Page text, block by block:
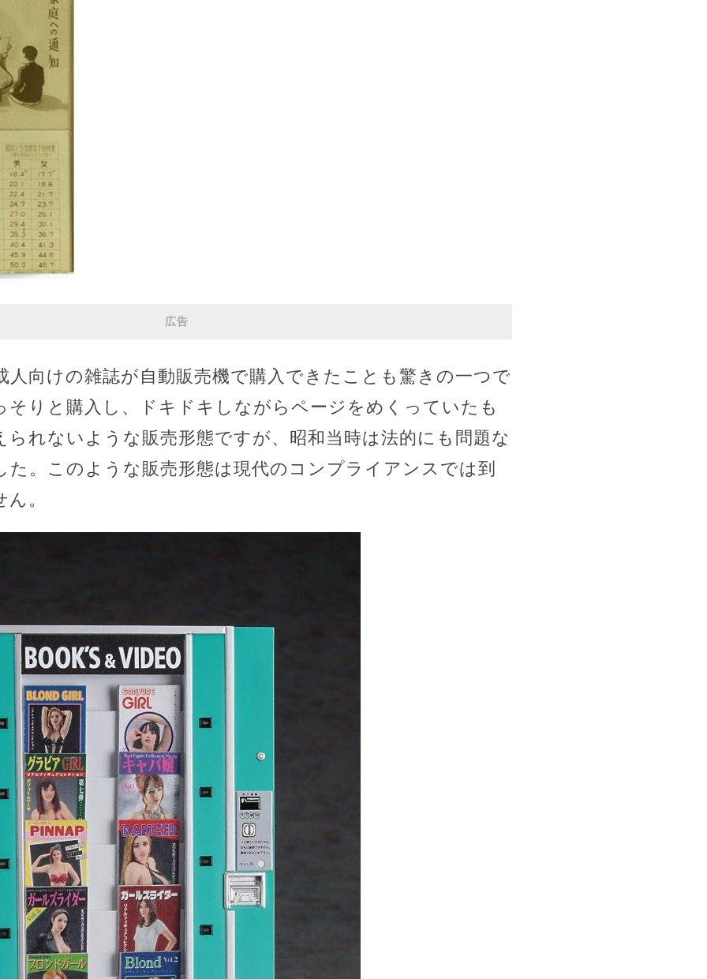
広告
人向けの雑誌が自動販売機で購入できたことも驚きの一つで
そりと購入し、ドキドキしながらページをめくっていたも
られないような販売形態ですが、昭和当時は法的にも問題な
た。このような販売形態は現代のコンプライアンスでは到
。